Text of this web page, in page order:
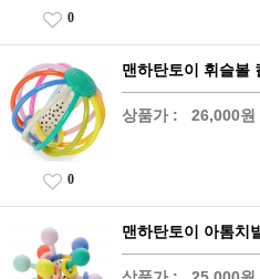
0
맨하탄토이 휘슬볼
상품가 : 26,000원
0
맨하탄토이 아톰치